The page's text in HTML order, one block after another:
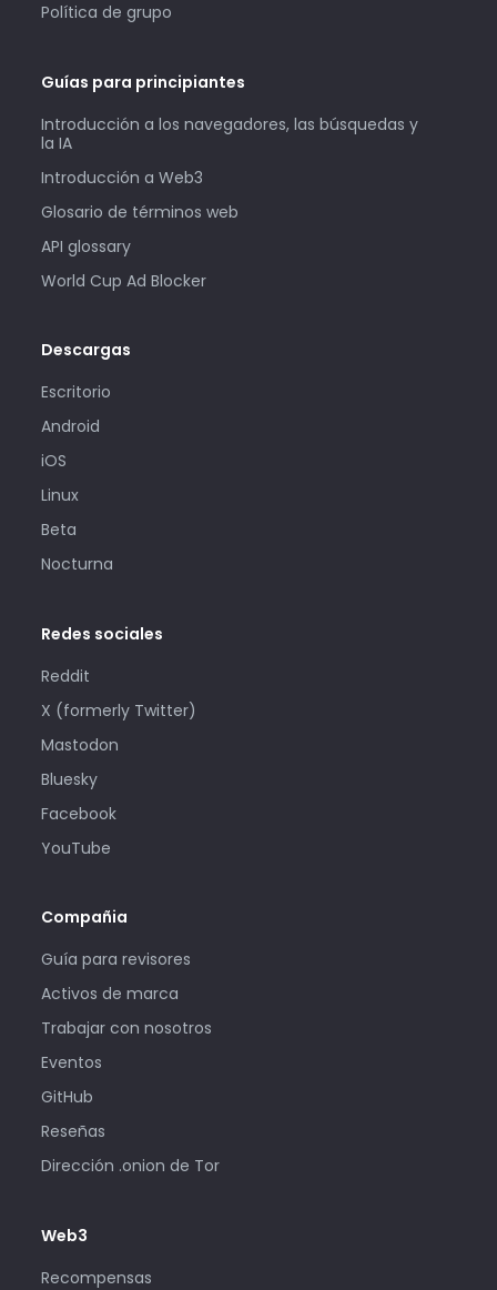
Política de grupo
Guías para principiantes
Introducción a los navegadores, las búsquedas y
la IA
Introducción a Web3
Glosario de términos web
API glossary
World Cup Ad Blocker
Descargas
Escritorio
Android
iOS
Linux
Beta
Nocturna
Redes sociales
Reddit
X (formerly Twitter)
Mastodon
Bluesky
Facebook
YouTube
Compañia
Guía para revisores
Activos de marca
Trabajar con nosotros
Eventos
GitHub
Reseñas
Dirección .onion de Tor
Web3
Recompensas